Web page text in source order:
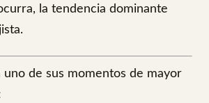
la tendencia dominante
uno de sus momentos de mayor